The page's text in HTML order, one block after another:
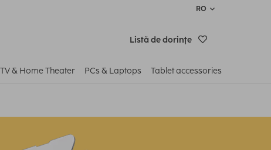
RO
Listă de dorinţe
TV & Home Theater PCs & Laptops Tablet accessories